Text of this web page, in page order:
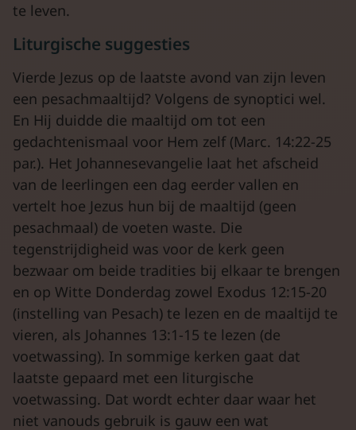
te leven.
Liturgische suggesties
Vierde Jezus op de laatste avond van zijn leven
een pesachmaaltijd? Volgens de synoptici wel.
En Hij duidde die maaltijd om tot een
gedachtenismaal voor Hem zelf (Marc. 14:22-25
par.). Het Johannesevangelie laat het afscheid
van de leerlingen een dag eerder vallen en
vertelt hoe Jezus hun bij de maaltijd (geen
pesachmaal) de voeten waste. Die
tegenstrijdigheid was voor de kerk geen
bezwaar om beide tradities bij elkaar te brengen
en op Witte Donderdag zowel Exodus 12:15-20
(instelling van Pesach) te lezen en de maaltijd te
vieren, als Johannes 13:1-15 te lezen (de
voetwassing). In sommige kerken gaat dat
laatste gepaard met een liturgische
voetwassing. Dat wordt echter daar waar het
niet vanouds gebruik is gauw een wat